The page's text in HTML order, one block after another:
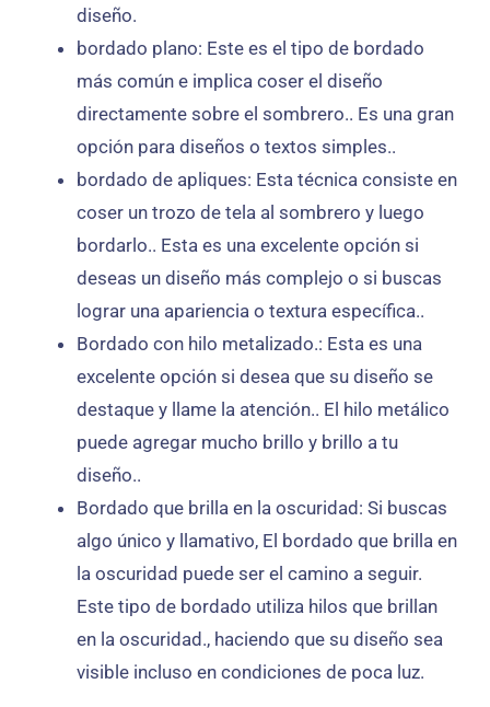
diseño.
bordado plano: Este es el tipo de bordado
más común e implica coser el diseño
directamente sobre el sombrero.. Es una gran
opción para diseños o textos simples..
bordado de apliques: Esta técnica consiste en
coser un trozo de tela al sombrero y luego
bordarlo.. Esta es una excelente opción si
deseas un diseño más complejo o si buscas
lograr una apariencia o textura específica..
Bordado con hilo metalizado.: Esta es una
excelente opción si desea que su diseño se
destaque y llame la atención.. El hilo metálico
puede agregar mucho brillo y brillo a tu
diseño..
Bordado que brilla en la oscuridad: Si buscas
algo único y llamativo, El bordado que brilla en
la oscuridad puede ser el camino a seguir.
Este tipo de bordado utiliza hilos que brillan
en la oscuridad., haciendo que su diseño sea
visible incluso en condiciones de poca luz.